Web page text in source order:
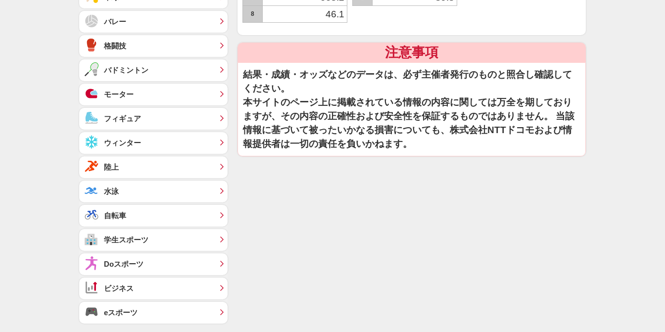
8 46.1
注意事項
結果・成績・オッズなどのデータは、必ず主催者発行のものと照合し確認して
ください。
本サイトのページ上に掲載されている情報の内容に関しては万全を期しており
ますが、その内容の正確性および安全性を保証するものではありません。 当該
情報に基づいて被ったいかなる損害についても、株式会社NTTドコモおよび情
報提供者は一切の責任を負いかねます。
バレー
格闘技
バドミントン
モーター
フィギュア
ウィンター
陸上
水泳
自転車
学生スポーツ
Doスポーツ
ビジネス
eスポーツ